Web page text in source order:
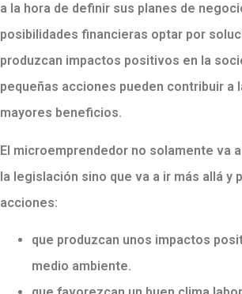
a la hora de definir sus planes de
posibilidades financieras optar por
produzcan impactos positivos en la
pequeñas acciones pueden contribuir a
mayores beneficios.
El microemprendedor no solamente va
la legislación sino que va a ir más allá y
acciones:
que produzcan unos impactos
medio ambiente.